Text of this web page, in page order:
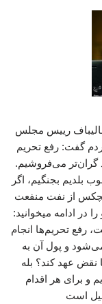
رییس مجلس
گفت: رفع تحریم
شده است و نفت را ۲۰ درصد گران‌تر می‌فروشیم.
بلدیم بجنگیم، اگر
از نفت منفعت
ادامه میخوانید:
رفع تحریم‌ها انجام
می‌شود و پول آن به
عهد کند؟ بله
و برای هر اقدام
است